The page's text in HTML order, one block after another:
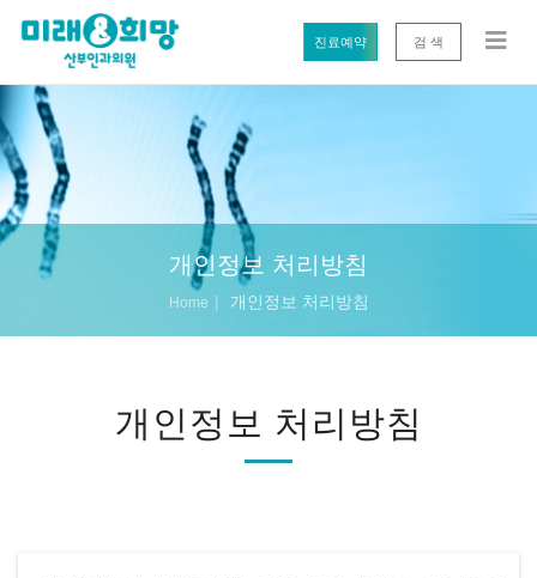
진료예약 검 색
개인정보 처리방침
Home 개인정보 처리방침
개인정보 처리방침